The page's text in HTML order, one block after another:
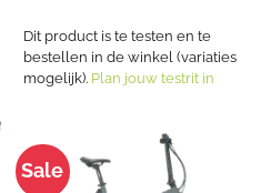
€2.799,00.
Dit product is te testen en te
bestellen in de winkel (variaties
mogelijk). Plan jouw testrit in
Sale